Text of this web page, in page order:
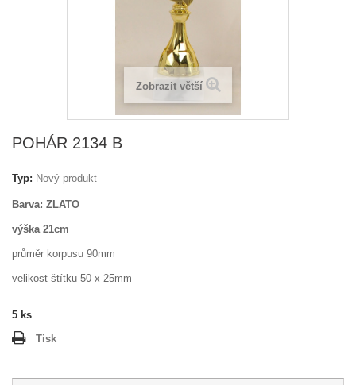
Zobrazit větší
POHÁR 2134 B
Typ: Nový produkt
Barva: ZLATO
výška 21cm
průměr korpusu 90mm
velikost štítku 50 x 25mm
5 ks
Tisk